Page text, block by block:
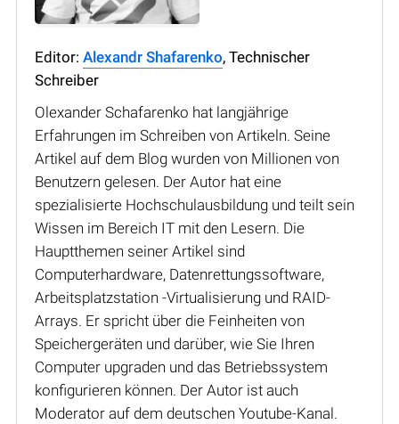
Editor: Alexandr Shafarenko, Technischer
Schreiber
Olexander Schafarenko hat langjährige
Erfahrungen im Schreiben von Artikeln. Seine
Artikel auf dem Blog wurden von Millionen von
Benutzern gelesen. Der Autor hat eine
spezialisierte Hochschulausbildung und teilt sein
Wissen im Bereich IT mit den Lesern. Die
Hauptthemen seiner Artikel sind
Computerhardware, Datenrettungssoftware,
Arbeitsplatzstation -Virtualisierung und RAID-
Arrays. Er spricht über die Feinheiten von
Speichergeräten und darüber, wie Sie Ihren
Computer upgraden und das Betriebssystem
konfigurieren können. Der Autor ist auch
Moderator auf dem deutschen Youtube-Kanal.